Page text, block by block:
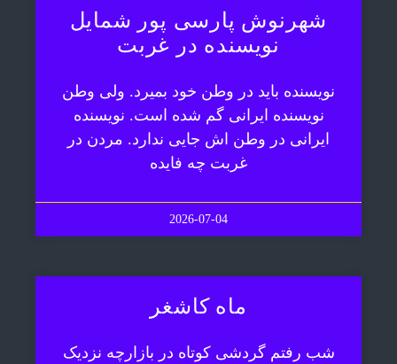
شهرنوش پارسی پور شمایل
نویسنده در غربت
نویسنده باید در وطن خود بمیرد. ولی وطن
نویسنده ایرانی گم شده است. نویسنده
ایرانی در وطن اش جایی ندارد. مردن در
غربت چه فایده
2026-07-04
ماه کاشغر
شب رفتم گردشی کوتاه در بازارچه نزدیک